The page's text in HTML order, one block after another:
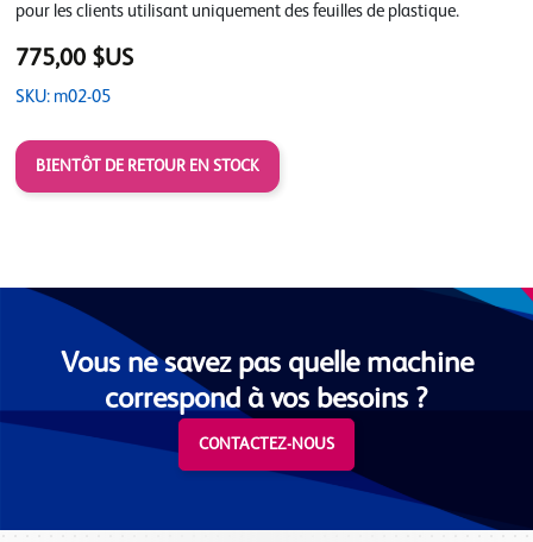
pour les clients utilisant uniquement des feuilles de plastique.
775,00 $US
SKU: m02-05
BIENTÔT DE RETOUR EN STOCK
Vous ne savez pas quelle machine
correspond à vos besoins ?
CONTACTEZ-NOUS